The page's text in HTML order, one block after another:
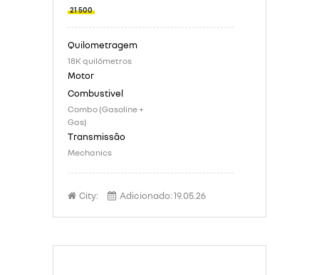
21 500
18K quilómetros
Combo (Gasoline +
Gas)
Mechanics
City: Adicionado:19.05.26